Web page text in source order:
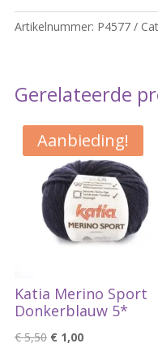
Artikelnummer: P4577
Gerelateerde
Aanbieding!
Katia Merino Sport
Donkerblauw 5*
€5,50 Oorspronkelijke
€1,00Huidige